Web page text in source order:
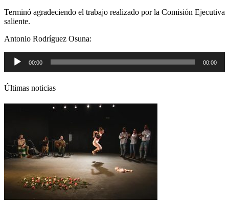
Terminó agradeciendo el trabajo realizado por la Comisión Ejecutiva
saliente.
Antonio Rodríguez Osuna:
Reproductor
audio
00:00 00:00
Últimas noticias